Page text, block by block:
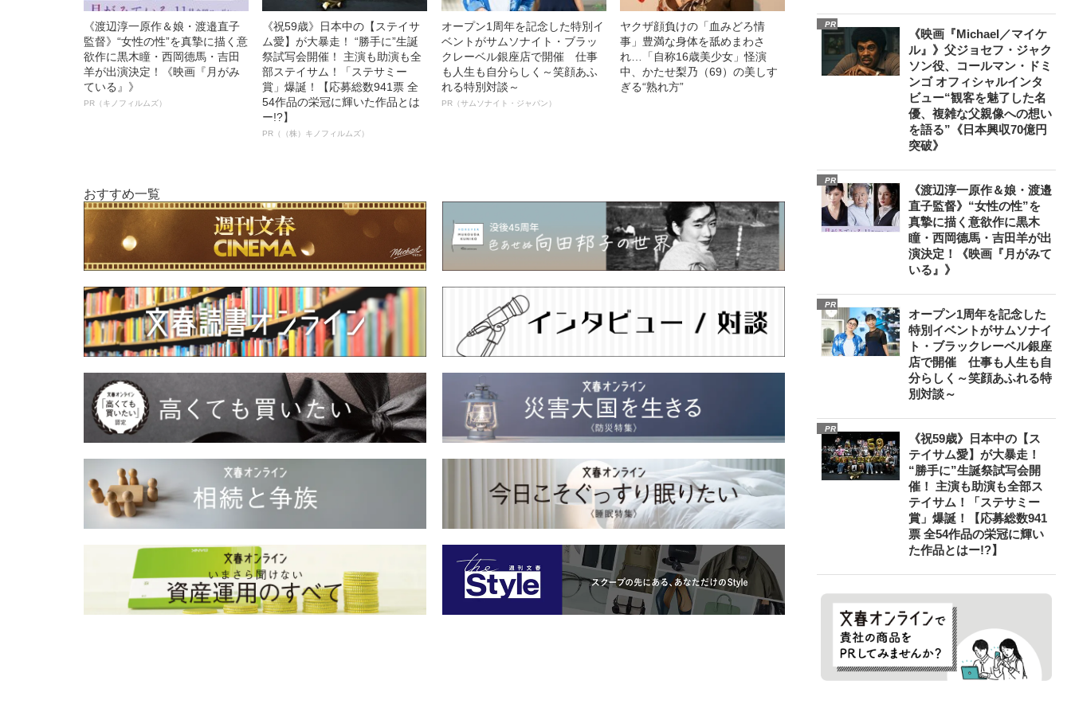
《渡辺淳一原作＆娘・渡邉直子
監督》“女性の性”を真摯に描く意
欲作に黒木瞳・西岡德馬・吉田
羊が出演決定！《映画『月がみ
ている』》
PR（キノフィルムズ）
《祝59歳》日本中の【ステイサ
ム愛】が大暴走！ “勝手に”生誕
祭試写会開催！ 主演も助演も全
部ステイサム！「ステサミー
賞」爆誕！【応募総数941票 全
54作品の栄冠に輝いた作品とは
ー!?】
PR（（株）キノフィルムズ）
オープン1周年を記念した特別イ
ベントがサムソナイト・ブラッ
クレーベル銀座店で開催 仕事
も人生も自分らしく～笑顔あふ
れる特別対談～
PR（サムソナイト・ジャパン）
ヤクザ顔負けの「血みどろ情
事」豊満な身体を舐めまわさ
れ…「自称16歳美少女」怪演
中、かたせ梨乃（69）の美しす
ぎる“熟れ方”
おすすめ一覧
PR
《映画『Michael／マイケ
ル』》父ジョセフ・ジャク
ソン役、コールマン・ドミ
ンゴ オフィシャルインタ
ビュー“観客を魅了した名
優、複雑な父親像への想い
を語る”《日本興収70億円
突破》
PR
《渡辺淳一原作＆娘・渡邉
直子監督》“女性の性”を
真摯に描く意欲作に黒木
瞳・西岡德馬・吉田羊が出
演決定！《映画『月がみて
いる』》
PR
オープン1周年を記念した
特別イベントがサムソナイ
ト・ブラックレーベル銀座
店で開催 仕事も人生も自
分らしく～笑顔あふれる特
別対談～
PR
《祝59歳》日本中の【ス
テイサム愛】が大暴走！
“勝手に”生誕祭試写会開
催！ 主演も助演も全部ス
テイサム！「ステサミー
賞」爆誕！【応募総数941
票 全54作品の栄冠に輝い
た作品とはー!?】